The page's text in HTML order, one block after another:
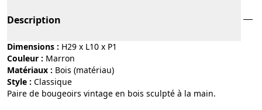
Description
Dimensions : H29 x L10 x P1
Couleur :
marron
Matériaux :
bois (matériau)
Style :
classique
Paire de bougeoirs vintage en bois sculpté à la main.